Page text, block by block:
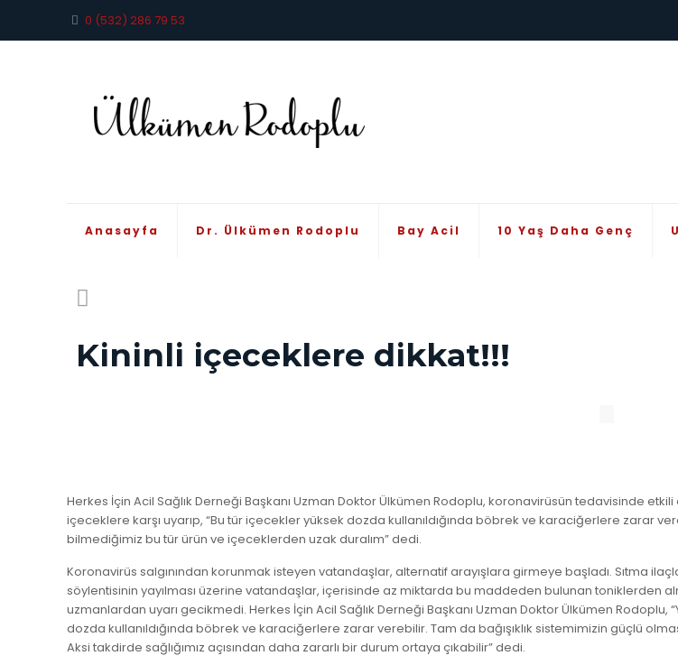
0 (532) 286 79 53
Anasayfa Dr. Ülkümen Rodoplu Bay Acil 10 Yaş Daha Genç
Kininli içeceklere dikkat!!!
Herkes İçin Acil Sağlık Derneği Başkanı Uzman Doktor Ülkümen Rodoplu, koronavirüsün tedavisinde
içeceklere karşı uyarıp, “Bu tür içecekler yüksek dozda kullanıldığında böbrek ve karaciğerlere zarar
bilmediğimiz bu tür ürün ve içeceklerden uzak duralım” dedi.
Koronavirüs salgınından korunmak isteyen vatandaşlar, alternatif arayışlara girmeye başladı. Sıtma
söylentisinin yayılması üzerine vatandaşlar, içerisinde az miktarda bu maddeden bulunan toniklerden
uzmanlardan uyarı gecikmedi. Herkes İçin Acil Sağlık Derneği Başkanı Uzman Doktor Ülkümen
dozda kullanıldığında böbrek ve karaciğerlere zarar verebilir. Tam da bağışıklık sistemimizin güçlü
Aksi takdirde sağlığımız açısından daha zararlı bir durum ortaya çıkabilir” dedi.